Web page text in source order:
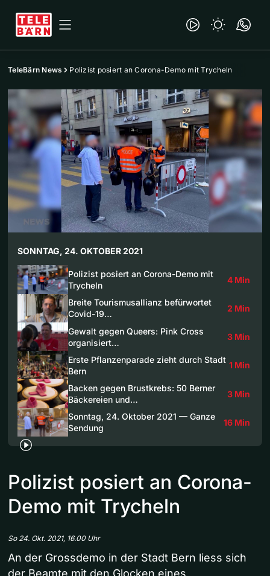
TeleBärn News Polizist posiert an Corona-Demo mit Trycheln
SONNTAG, 24. OKTOBER 2021
Polizist posiert an Corona-Demo mit
Trycheln
4 Min
Breite Tourismusallianz befürwortet
Covid-19…
2 Min
Gewalt gegen Queers: Pink Cross
organisiert…
3 Min
Erste Pflanzenparade zieht durch Stadt
Bern
1 Min
Backen gegen Brustkrebs: 50 Berner
Bäckereien und…
3 Min
Sonntag, 24. Oktober 2021 — Ganze
Sendung
16 Min
Polizist posiert an Corona-
Demo mit Trycheln
So 24. Okt. 2021, 16.00 Uhr
An der Grossdemo in der Stadt Bern liess sich
der Beamte mit den Glocken eines